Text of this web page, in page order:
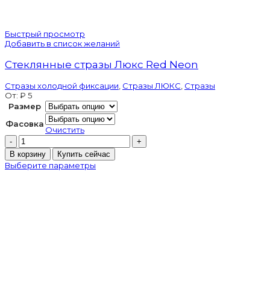
Быстрый просмотр
Добавить в список желаний
Стеклянные стразы Люкс Red Neon
Стразы холодной фиксации Стразы ЛЮКС Стразы
От: ₽ 5
Размер
Фасовка
Очистить
Количество
товара
Стеклянные
стразы
В корзину Купить сейчас
Выберите параметры